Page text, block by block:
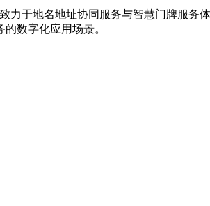
力于地名地址协同服务与智慧门牌服务
数字化应用场景。